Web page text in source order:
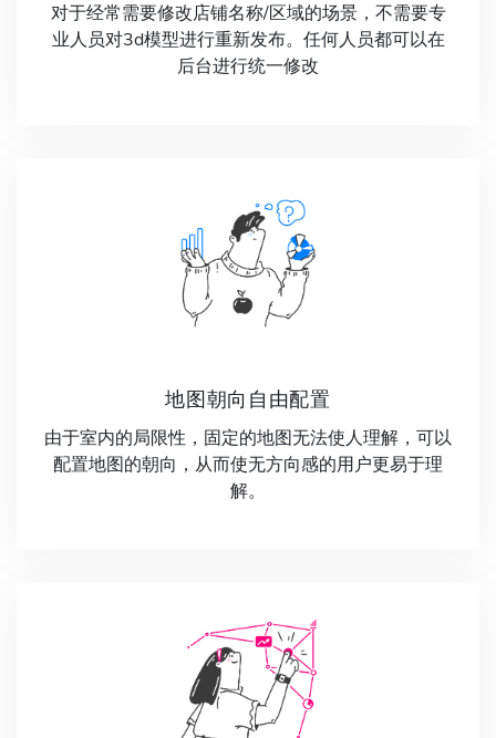
对于经常需要修改店铺名称/区域的场景，不需要专
业人员对3d模型进行重新发布。任何人员都可以在
后台进行统一修改
地图朝向自由配置
由于室内的局限性，固定的地图无法使人理解，可以
配置地图的朝向，从而使无方向感的用户更易于理
解。